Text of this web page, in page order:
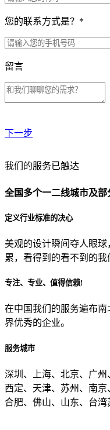
您的联系方式是？ *
留言
下一步
贵公司预算范围是？
贵公司的团队规模是？
目前主要的营销渠道是？
我们的服务已触达
全国多个一二线城市及部
定义行业标准的决心
美观的设计瞬间夺人眼
累，看得到的看不到的我
专注、专业、值得信赖!
在中国我们的服务遍布
界优秀的企业。
服务城市
深圳、上海、北京、广州
西定、天津、苏州、南京
合肥、佛山、山东、台湾